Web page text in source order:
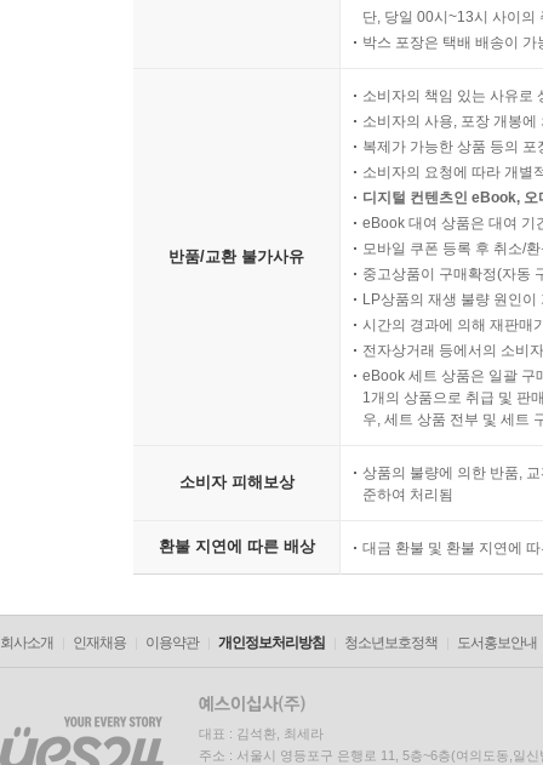
단, 당일 00시~13시 사이의
박스 포장은 택배 배송이
반품/교환 불가사유
소비자의 책임 있는 사유로
소비자의 사용, 포장 개봉
복제가 가능한 상품 등의
소비자의 요청에 따라 개별
디지털 컨텐츠인 eBook,
eBook 대여 상품은 대여 기
모바일 쿠폰 등록 후 취소/
중고상품이 구매확정(자동
LP상품의 재생 불량 원인
시간의 경과에 의해 재판매
전자상거래 등에서의 소비
eBook 세트 상품은 일괄 구
1개의 상품으로 취급 및 판
우, 세트 상품 전부 및 세트
소비자 피해보상
상품의 불량에 의한 반품,
준하여 처리됨
환불 지연에 따른 배상 대금 환불 및 환불 지연에
회사소개 인재채용 이용약관 개인정보처리방침 청소년보호정책 도서홍보안내
대표 : 김석환, 최세라
주소 : 서울시 영등포구 은행로 11, 5층~6층(여의도동,일신